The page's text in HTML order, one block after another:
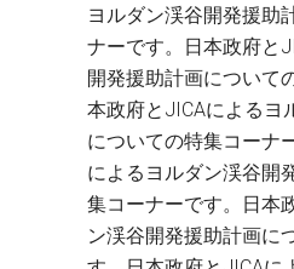
ヨルダン渓谷開発援助
ナーです。日本政府と
開発援助計画について
本政府とJICAによるヨ
についての特集コーナ
によるヨルダン渓谷開
集コーナーです。日本
ン渓谷開発援助計画に